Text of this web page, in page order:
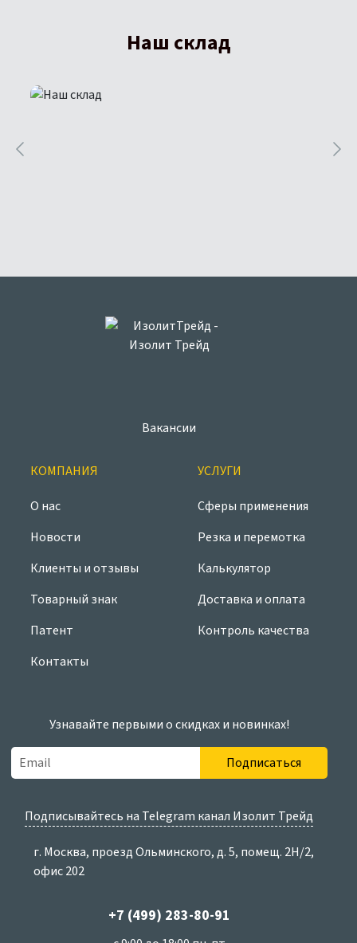
Наш склад
Вакансии
КОМПАНИЯ
О нас
Новости
Клиенты и отзывы
Товарный знак
Патент
Контакты
УСЛУГИ
Сферы применения
Резка и перемотка
Калькулятор
Доставка и оплата
Контроль качества
Узнавайте первыми о скидках и новинках!
Подписаться
Подписывайтесь на Telegram канал Изолит Трейд
г. Москва, проезд Ольминского, д. 5, помещ. 2Н/2,
офис 202
+7 (499) 283-80-91